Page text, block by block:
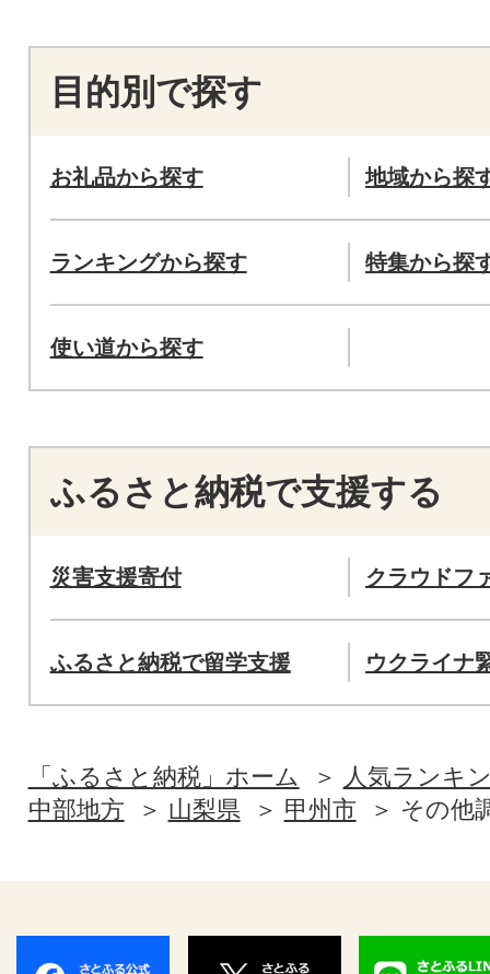
目的別で探す
お礼品から探す 地域から探
ランキングから探す 特集から探
使い道から探す
ふるさと納税で支援する
災害支援寄付 クラウドフ
ふるさと納税で留学支援 ウクライナ
「ふるさと納税」ホーム
人気ランキ
中部地方
山梨県 甲州市 その他